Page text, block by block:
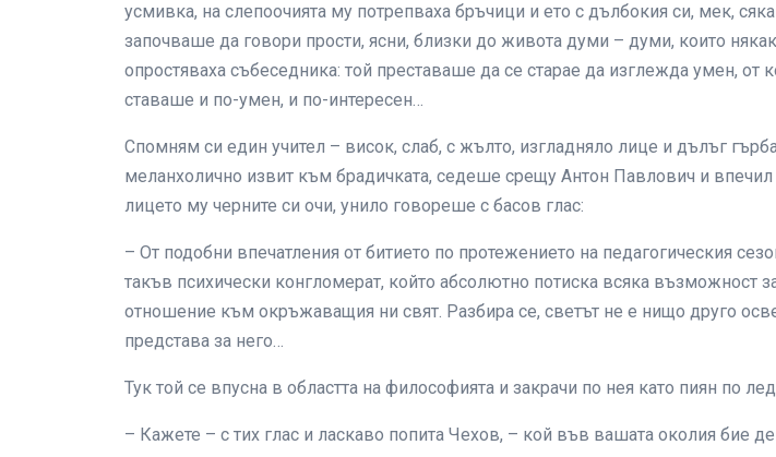
усмивка, на слепоочията му потрепваха бръчици и ето с дълбокия си, мек,
започваше да говори прости, ясни, близки до живота думи – думи, които
опростяваха събеседника: той преставаше да се старае да изглежда умен, от
ставаше и по-умен, и по-интересен…
Спомням си един учител – висок, слаб, с жълто, изгладняло лице и дълъг
меланхолично извит към брадичката, седеше срещу Антон Павлович и
лицето му черните си очи, унило говореше с басов глас:
– От подобни впечатления от битието по протежението на педагогическия
такъв психически конгломерат, който абсолютно потиска всяка възможност
отношение към окръжаващия ни свят. Разбира се, светът не е нищо друго
представа за него…
Тук той се впусна в областта на философията и закрачи по нея като пиян по
– Кажете – с тих глас и ласкаво попита Чехов, – кой във вашата околия бие